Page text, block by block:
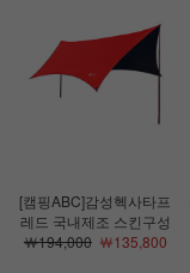
[캠핑ABC]감성헥사타프
레드 국내제조 스킨구성
￦194,000￦135,800